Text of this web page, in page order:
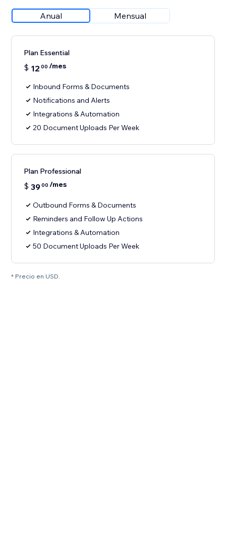
Anual Mensual
Plan Essential
$ 12 00 /mes
Inbound Forms & Documents
Notifications and Alerts
Integrations & Automation
20 Document Uploads Per Week
Plan Professional
$ 3900 /mes
Outbound Forms & Documents
Reminders and Follow Up Actions
Integrations & Automation
50 Document Uploads Per Week
* Precio en USD.